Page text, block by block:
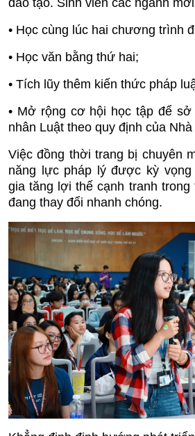
• Học cùng lúc hai chương trình
• Học văn bằng thứ hai;
• Tích lũy thêm kiến thức pháp
• Mở rộng cơ hội học tập để
nhân Luật theo quy định của
Việc đồng thời trang bị chuyên
năng lực pháp lý được kỳ
gia tăng lợi thế cạnh tranh
đang thay đổi nhanh chóng.